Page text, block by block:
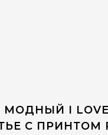
I LOVE
С ПРИНТОМ